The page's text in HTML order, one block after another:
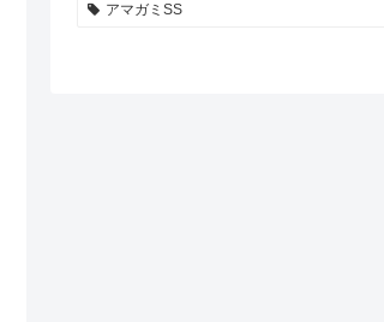
アマガミSS